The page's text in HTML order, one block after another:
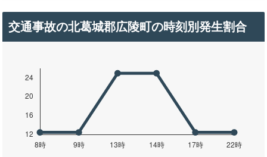
交通事故の北葛城郡広陵町の時刻別発生割合